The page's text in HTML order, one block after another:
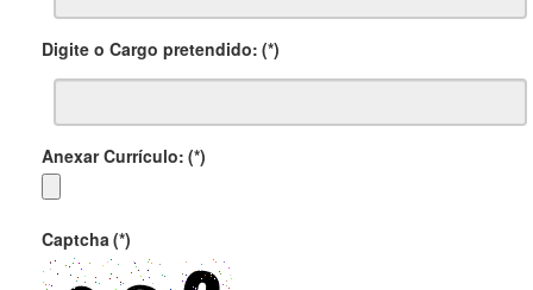
Digite o Cargo pretendido: (*)
Anexar Currículo: (*)
Captcha (*)